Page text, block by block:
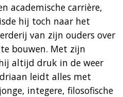
academische carrière,
hij toch naar het
van zijn ouders over
bouwen. Met zijn
altijd druk in de weer
leidt alles met
integere, filosofische